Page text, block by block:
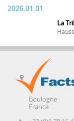
2026.01.01
La
Boulogne
France